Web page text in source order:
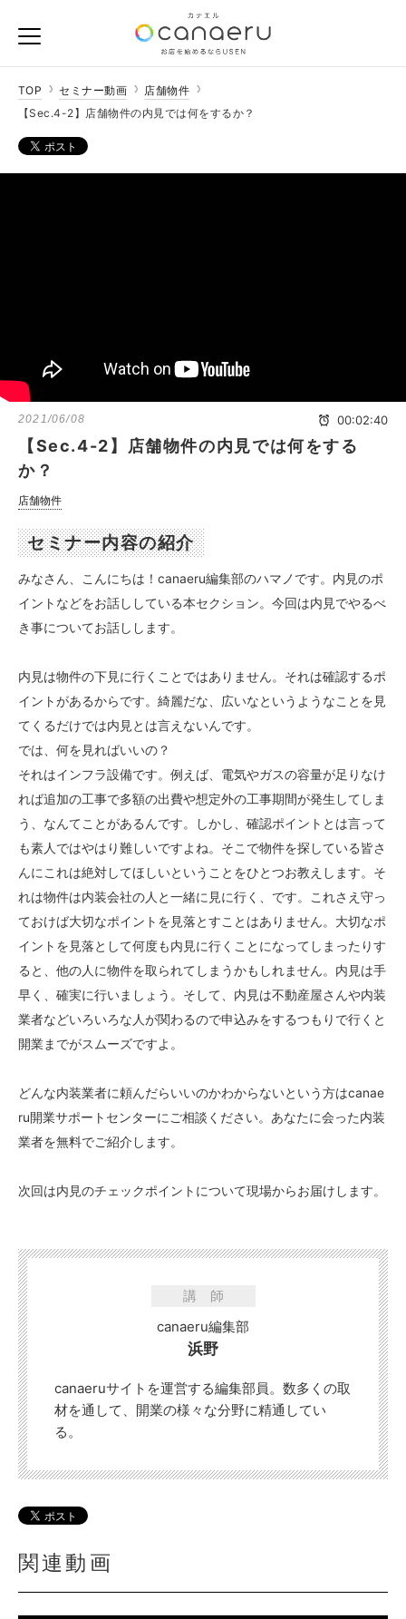
TOP セミナー動画
店舗物件
【Sec.4-2】店舗物件の内見では何をするか？
2021/06/08 00:02:40
【Sec.4-2】店舗物件の内見では何をする
か？
店舗物件
セミナー内容の紹介
みなさん、こんにちは！canaeru編集部のハマノです。内見のポ
イントなどをお話ししている本セクション。今回は内見でやるべ
き事についてお話しします。
内見は物件の下見に行くことではありません。それは確認するポ
イントがあるからです。綺麗だな、広いなというようなことを見
てくるだけでは内見とは言えないんです。
では、何を見ればいいの？
それはインフラ設備です。例えば、電気やガスの容量が足りなけ
れば追加の工事で多額の出費や想定外の工事期間が発生してしま
う、なんてことがあるんです。しかし、確認ポイントとは言って
も素人ではやはり難しいですよね。そこで物件を探している皆さ
んにこれは絶対してほしいということをひとつお教えします。そ
れは物件は内装会社の人と一緒に見に行く、です。これさえ守っ
ておけば大切なポイントを見落とすことはありません。大切なポ
イントを見落として何度も内見に行くことになってしまったりす
ると、他の人に物件を取られてしまうかもしれません。内見は手
早く、確実に行いましょう。そして、内見は不動産屋さんや内装
業者などいろいろな人が関わるので申込みをするつもりで行くと
開業までがスムーズですよ。
どんな内装業者に頼んだらいいのかわからないという方はcanae
ru開業サポートセンターにご相談ください。あなたに会った内装
業者を無料でご紹介します。
次回は内見のチェックポイントについて現場からお届けします。
講師
canaeru編集部
浜野
canaeruサイトを運営する編集部員。数多くの取
材を通して、開業の様々な分野に精通してい
る。
関連動画